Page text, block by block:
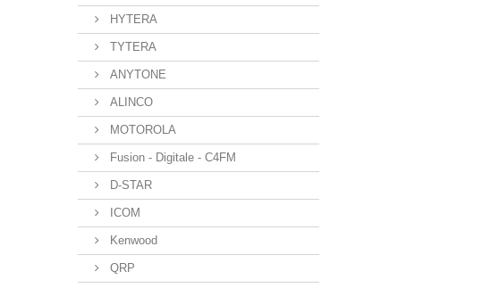
HYTERA
TYTERA
ANYTONE
ALINCO
MOTOROLA
Fusion - Digitale - C4FM
D-STAR
ICOM
Kenwood
QRP